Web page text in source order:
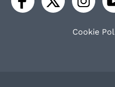
Cookie